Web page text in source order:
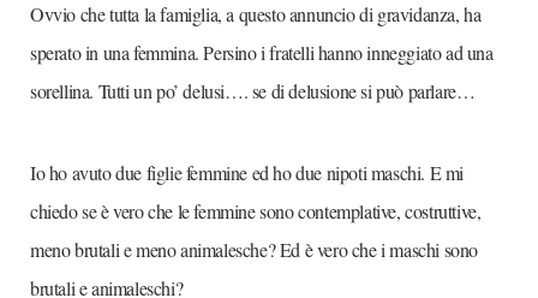
Ovvio che tutta la famiglia, a questo annuncio di gravidanza, ha
sperato in una femmina. Persino i fratelli hanno inneggiato ad una
sorellina. Tutti un po’ delusi…. se di delusione si può parlare…
Io ho avuto due figlie femmine ed ho due nipoti maschi. E mi
chiedo se è vero che le femmine sono contemplative, costruttive,
meno brutali e meno animalesche? Ed è vero che i maschi sono
brutali e animaleschi?